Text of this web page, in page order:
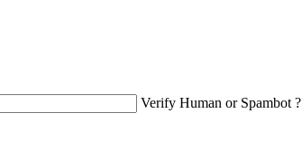
Verify Human or Spambot ?